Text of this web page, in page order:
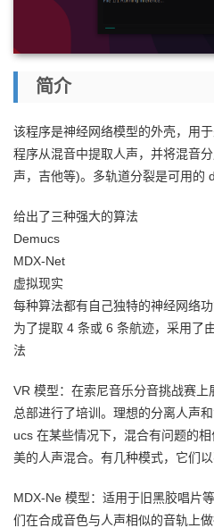
简介
该程序是神经网络模型的外壳，用
程序从混音中提取人声，并将混音
声，吉他等)。多轨道分裂是可用的
给出了三种强大的算法
Demucs
MDX-Net
虚拟现实
每种算法都有自己独特的神经网络功
为了提取 4 条或 6 条航迹，采用了
法
VR 模型：在索尼音乐分音挑战赛
总部进行了培训。理想的分离人声
ucs 在某些情况下，混合有问题的
美的人声混合。有几种模式，它们
MDX-Ne 模型：适用于旧黑胶唱片
们在合成音色与人声相似的音轨上